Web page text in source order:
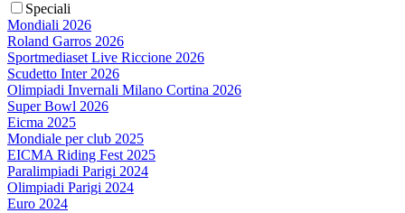
Speciali
Mondiali 2026
Roland Garros 2026
Sportmediaset Live Riccione 2026
Scudetto Inter 2026
Olimpiadi Invernali Milano Cortina 2026
Super Bowl 2026
Eicma 2025
Mondiale per club 2025
EICMA Riding Fest 2025
Paralimpiadi Parigi 2024
Olimpiadi Parigi 2024
Euro 2024